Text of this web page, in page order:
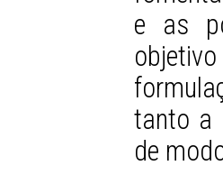
e as
tanto a
de